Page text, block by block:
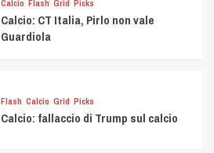
Calcio Flash Grid Picks
Calcio: CT Italia, Pirlo non vale
Guardiola
Flash Calcio Grid Picks
Calcio: fallaccio di Trump sul calcio